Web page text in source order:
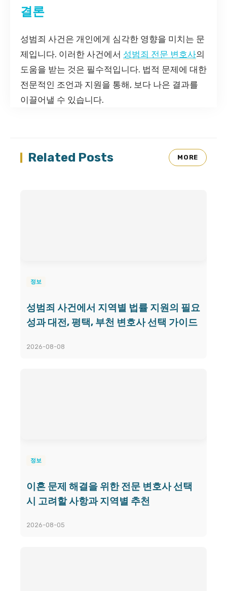
결론
성범죄 사건은 개인에게 심각한 영향을 미치는 문
제입니다. 이러한 사건에서 성범죄 전문 변호사의
도움을 받는 것은 필수적입니다. 법적 문제에 대한
전문적인 조언과 지원을 통해, 보다 나은 결과를
이끌어낼 수 있습니다.
Related Posts MORE
정보
성범죄 사건에서 지역별 법률 지원의 필요
성과 대전, 평택, 부천 변호사 선택 가이드
2026-08-08
정보
이혼 문제 해결을 위한 전문 변호사 선택
시 고려할 사항과 지역별 추천
2026-08-05